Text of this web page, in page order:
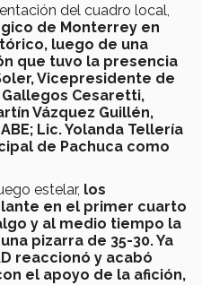
del cuadro local,
de Monterrey en
luego de una
que tuvo la presencia
Vicepresidente de
Gallegos Cesaretti,
Vázquez Guillén,
Lic. Yolanda Tellería
de Pachuca como
estelar, los
en el primer cuarto
y al medio tiempo la
pizarra de 35-30. Ya
reaccionó y acabó
el apoyo de la afición,